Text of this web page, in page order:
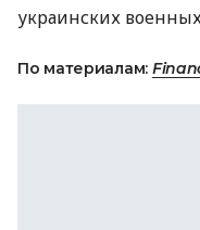
украинских
По материалам: